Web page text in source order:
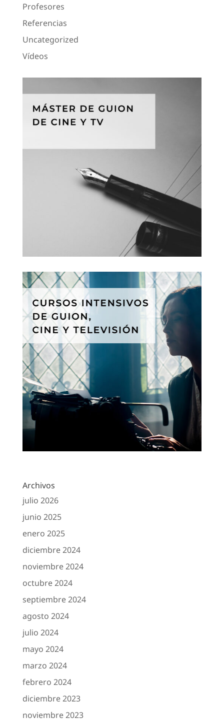
Profesores
Referencias
Uncategorized
Vídeos
Archivos
julio 2026
junio 2025
enero 2025
diciembre 2024
noviembre 2024
octubre 2024
septiembre 2024
agosto 2024
julio 2024
mayo 2024
marzo 2024
febrero 2024
diciembre 2023
noviembre 2023